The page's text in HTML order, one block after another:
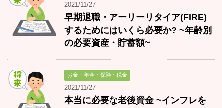
2021/11/27
早期退職・アーリーリタイア(FIRE)
するためにはいくら必要か? ~年齢別
の必要資産・貯蓄額~
お金・年金・保険・税金
2021/11/27
本当に必要な老後資金 ~インフレを